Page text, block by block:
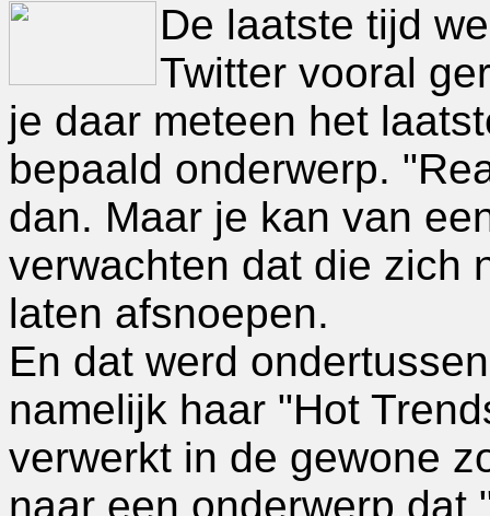
De laatste tijd
Twitter vooral
je daar meteen het
bepaald onderwerp.
dan. Maar je kan van
verwachten dat die zich
laten afsnoepen.
En dat werd
namelijk haar "Hot
verwerkt in de gewone
naar een onderwerp dat